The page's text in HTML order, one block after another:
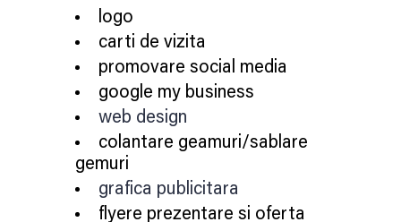
logo
carti de vizita
promovare social media
google my business
web design
colantare geamuri/sablare
gemuri
grafica publicitara
flyere prezentare si oferta